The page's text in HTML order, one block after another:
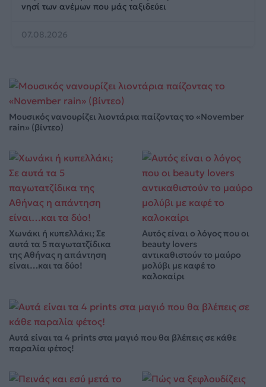
νησί των ανέμων που μάς ταξιδεύει
07.08.2026
Μουσικός νανουρίζει λιοντάρια παίζοντας το «November
rain» (βίντεο)
Χωνάκι ή κυπελλάκι; Σε
αυτά τα 5 παγωτατζίδικα
της Αθήνας η απάντηση
είναι…και τα δύο!
Αυτός είναι ο λόγος που οι
beauty lovers
αντικαθιστούν το μαύρο
μολύβι με καφέ το
καλοκαίρι
Αυτά είναι τα 4 prints στα μαγιό που θα βλέπεις σε κάθε
παραλία φέτος!